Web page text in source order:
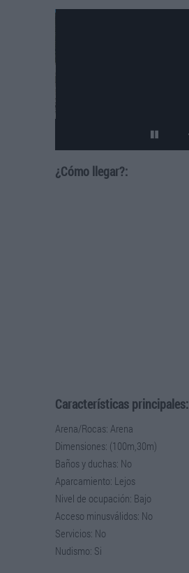
¿Cómo llegar?:
Características principales:
Arena/Rocas: Arena
Dimensiones: (100m,30m)
Baños y duchas: No
Aparcamiento: Lejos
Nivel de ocupación: Bajo
Acceso minusválidos: No
Servicios: No
Nudismo: Si